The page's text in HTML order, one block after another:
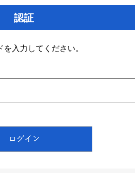
認証
を入力してください。